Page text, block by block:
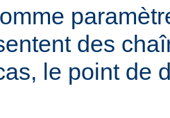
des
le point de